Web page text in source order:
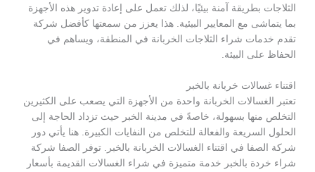
الثلاجات بطريقة آمنة بيئيًا، لذلك تعمل على إعادة تدوير هذه الأجهزة
بما يتماشى مع المعايير البيئية. هذا يعزز من سمعتها كأفضل شركة
تقدم خدمات شراء الثلاجات الخربانة في المنطقة، ويساهم في
الحفاظ على البيئة.
اقتناء غسالات خربانة بالخبر
تعتبر الغسالات الخربانة واحدة من الأجهزة التي يصعب على الكثيرين
التخلص منها بسهولة، خاصةً في مدينة الخبر حيث تزداد الحاجة إلى
الحلول السريعة والفعالة للتخلص من النفايات الكبيرة. هنا يأتي دور
شركة الصفا في اقتناء الغسالات الخربانة بالخبر. توفر الصفا شركة
شراء خردة بالخبر خدمة متميزة في شراء الغسالات القديمة بأسعار